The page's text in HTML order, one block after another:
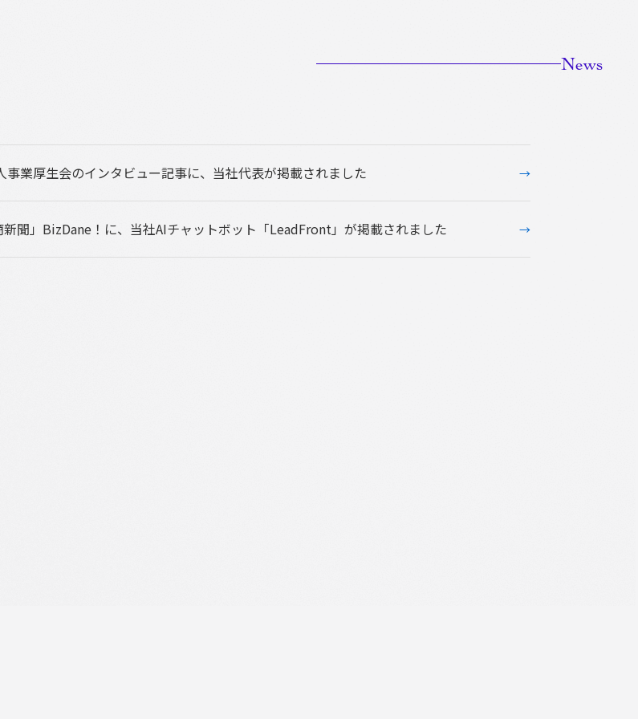
News
事業厚生会のインタビュー記事に、当社代表が掲載されました →
聞」BizDane！に、当社AIチャットボット「LeadFront」が掲載されました →